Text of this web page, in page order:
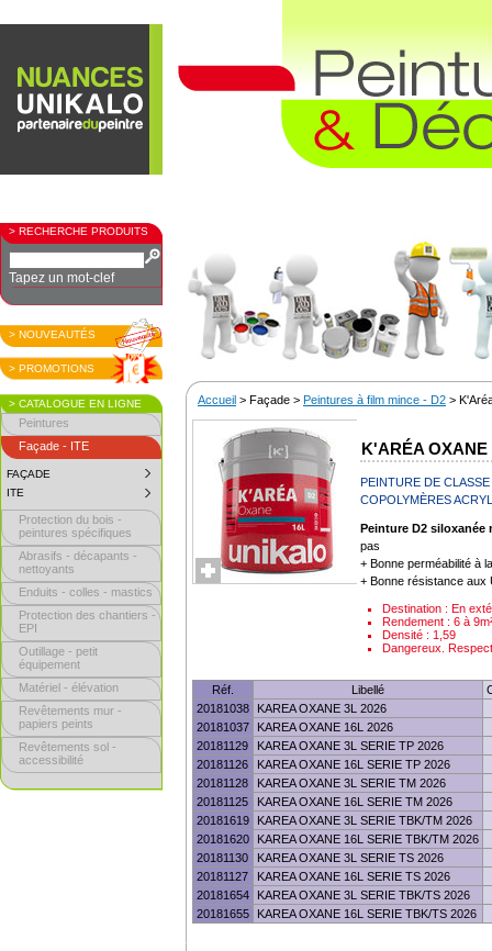
> RECHERCHE PRODUITS
Tapez un mot-clef
> NOUVEAUTÉS
> PROMOTIONS
> CATALOGUE EN LIGNE
Peintures
Façade - ITE
FAÇADE
COLLAPSED.
CLICK
TO
EXPAND
ITE
CLICK
EXPAND
SUBMENU.
Protection du bois -
peintures spécifiques
Abrasifs - décapants -
nettoyants
Enduits - colles - mastics
Protection des chantiers -
EPI
Outillage - petit
équipement
Matériel - élévation
Revêtements mur -
papiers peints
Revêtements sol -
accessibilité
Accueil > Façade > Peintures à film mince - D2 >
K'ARÉA OXANE
PEINTURE DE
COPOLYMÈRES
Peinture D2 siloxanée
pas
+ Bonne perméabilité à
+ Bonne résistance aux
Destination : En
Rendement : 6 à
Densité : 1,59
Dangereux.
Réf. Libellé
20181038
KAREA OXANE 3L 2026
20181037
KAREA OXANE 16L 2026
20181129
KAREA OXANE 3L SERIE TP 2026
20181126
KAREA OXANE 16L SERIE TP 2026
20181128
KAREA OXANE 3L SERIE TM 2026
20181125
KAREA OXANE 16L SERIE TM 2026
20181619
KAREA OXANE 3L SERIE TBK/TM 2026
20181620
KAREA OXANE 16L SERIE TBK/TM 2026
20181130
KAREA OXANE 3L SERIE TS 2026
20181127
KAREA OXANE 16L SERIE TS 2026
20181654
KAREA OXANE 3L SERIE TBK/TS 2026
20181655
KAREA OXANE 16L SERIE TBK/TS 2026